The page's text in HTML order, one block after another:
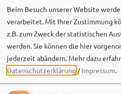
Beim Besuch unserer Website
verarbeitet. Mit Ihrer Zustimmung
z.B. zum Zweck der statistischen
werden. Sie können die hier
jederzeit abändern. Mehr dazu
Datenschutzerklärung /Impressum.